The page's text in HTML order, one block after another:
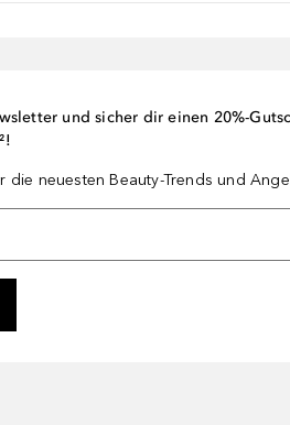
und sicher dir einen 20%-
neuesten Beauty-Trends und